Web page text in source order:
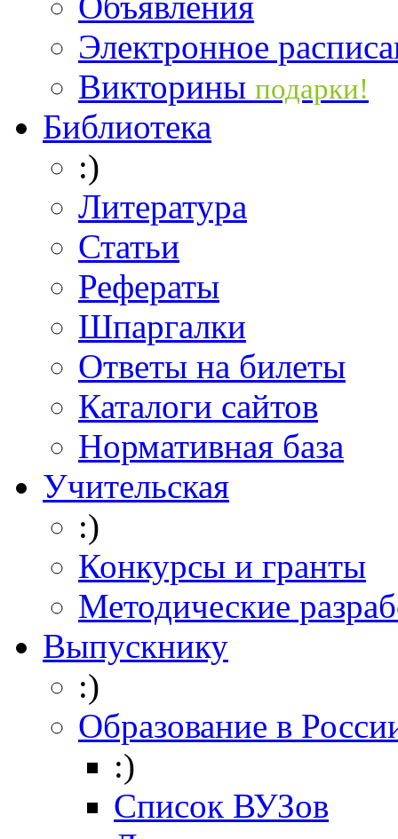
Электронное
Викторины подарки!
Библиотека
:)
Литература
Статьи
Рефераты
Шпаргалки
Ответы на билеты
Каталоги сайтов
Нормативная база
Учительская
:)
Конкурсы и гранты
Методические
Выпускнику
:)
Образование в
:)
Список ВУЗов